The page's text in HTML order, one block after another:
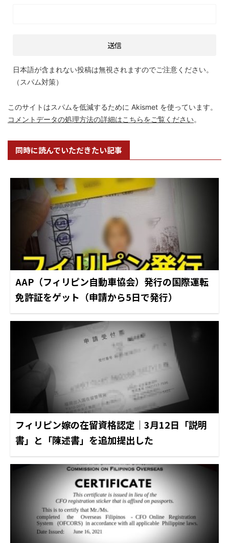
日本語が含まれない投稿は無視されますのでご注意ください。
（スパム対策）
このサイトはスパムを低減するために Akismet を使っています。
コメントデータの処理方法の詳細はこちらをご覧ください。
同時に読んでいただきたい記事
AAP（フィリピン自動車協会）発行の国際運転
免許証をゲット（申請から5日で発行）
フィリピン嫁の在留資格認定｜3月12日「説明
書」と「陳述書」を追加提出した